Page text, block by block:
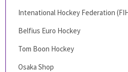
Intenational Hockey Federation
Belfius Euro Hockey
Tom Boon Hockey
Osaka Shop